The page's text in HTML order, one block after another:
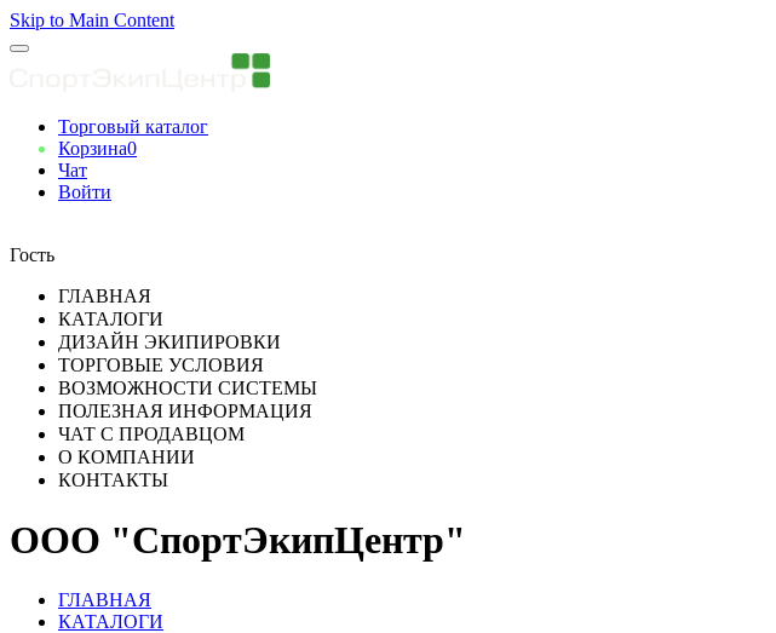
Skip to Main Content
Торговый каталог
Корзина0
Чат
Войти
Гость
ГЛАВНАЯ
КАТАЛОГИ
ДИЗАЙН ЭКИПИРОВКИ
ТОРГОВЫЕ УСЛОВИЯ
ВОЗМОЖНОСТИ СИСТЕМЫ
ПОЛЕЗНАЯ ИНФОРМАЦИЯ
ЧАТ С ПРОДАВЦОМ
О КОМПАНИИ
КОНТАКТЫ
ООО "СпортЭкипЦентр"
ГЛАВНАЯ
КАТАЛОГИ